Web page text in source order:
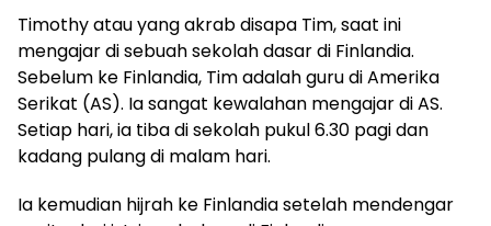
Timothy atau yang akrab disapa Tim, saat ini
mengajar di sebuah sekolah dasar di Finlandia.
Sebelum ke Finlandia, Tim adalah guru di Amerika
Serikat (AS). Ia sangat kewalahan mengajar di AS.
Setiap hari, ia tiba di sekolah pukul 6.30 pagi dan
kadang pulang di malam hari.
Ia kemudian hijrah ke Finlandia setelah mendengar